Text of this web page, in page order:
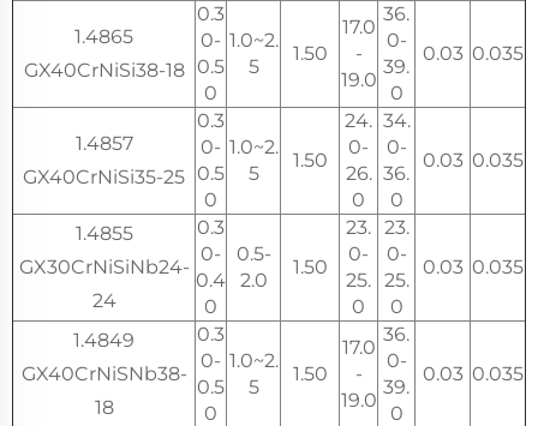
1.4865
GX40CrNiSi38-18
0.3
0-
0.5
0
1.0~2.
5
1.50
17.0
-
19.0
36.
0-
39.
0
0.03 0.035
1.4857
GX40CrNiSi35-25
0.3
0-
0.5
0
1.0~2.
5
1.50
24.
0-
26.
0
34.
0-
36.
0
0.03 0.035
1.4855
GX30CrNiSiNb24-
24
0.3
0-
0.4
0
0.5-
2.0
1.50
23.
0-
25.
0
23.
0-
25.
0
0.03 0.035
1.4849
GX40CrNiSNb38-
18
0.3
0-
0.5
0
1.0~2.
5
1.50
17.0
-
19.0
36.
0-
39.
0
0.03 0.035